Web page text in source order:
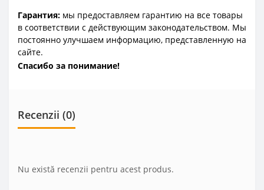
Гарантия: мы предоставляем гарантию на все товары
в соответствии с действующим законодательством. Мы
постоянно улучшаем информацию, представленную на
сайте.
Спасибо за понимание!
Recenzii (0)
Nu există recenzii pentru acest produs.